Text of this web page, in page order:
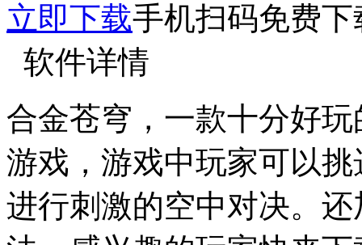
立即下载手机扫码免费下
软件详情
合金苍穹，一款十分好
游戏，游戏中玩家可以
进行刺激的空中对决。